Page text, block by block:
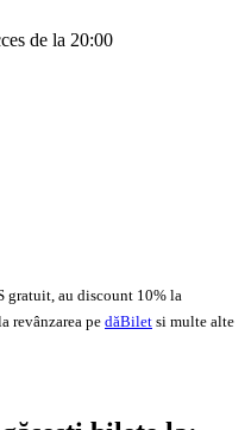
de la 20:00
gratuit, au discount 10% la
revânzarea pe dăBilet si multe alte